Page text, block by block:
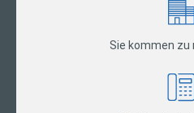
Sie kommen zu